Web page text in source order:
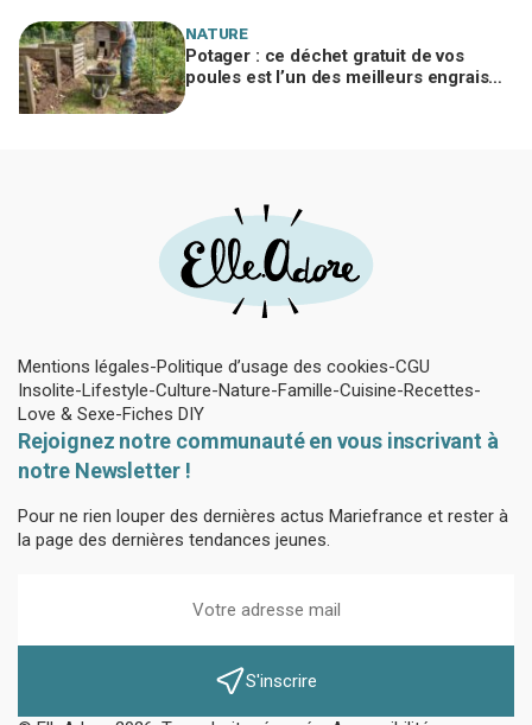
NATURE
Potager : ce déchet gratuit de vos
poules est l’un des meilleurs engrais
Mentions légales Politique d’usage des cookies CGU
Insolite Lifestyle Culture Nature Famille Cuisine Recettes
Love & Sexe Fiches DIY
Rejoignez notre communauté en vous inscrivant à
notre Newsletter !
Pour ne rien louper des dernières actus Mariefrance et rester à
la page des dernières tendances jeunes.
S'inscrire